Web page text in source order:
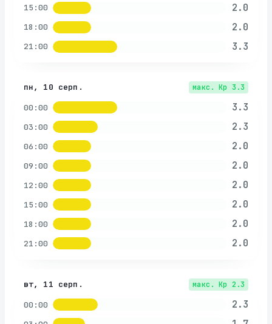
15:00 2.0
18:00 2.0
21:00 3.3
пн, 10 серп. макс. Kp 3.3
00:00 3.3
03:00 2.3
06:00 2.0
09:00 2.0
12:00 2.0
15:00 2.0
18:00 2.0
21:00 2.0
вт, 11 серп. макс. Kp 2.3
00:00 2.3